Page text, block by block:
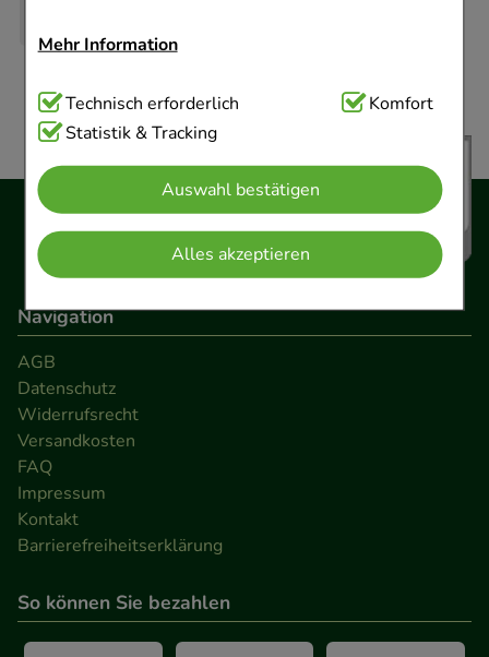
Mehr Information
Technisch Notwendig:Hierbei handelt es sich um
Cookies, die für die Grundfunktionen unserer
Website notwendig sind (z.B. Navigation,
Warenkorb, Kundenkonto), weshalb auf diese nicht
verzichtet werden kann.
Komfort:Diese Cookies werden genutzt um das
Einkaufserlebnis noch ansprechender zu gestalten,
beispielsweise für die Wiedererkennung des
Besuchers oder unsere Seite an bevorzugte
Verhaltensweisen (z.B. Spracheinstellung)
anzupassen. Komfort-Cookies ermöglichen es uns
auch auf Ihre Bedürfnisse zugeschrittene Inhalte
anzuzeigen und unser Partnerprogramm zu
betreiben.
Informationen über die Art und Weise der Nutzung
Technisch erforderlich
Komfort
Statistik & Tracking
Auswahl bestätigen
Alles akzeptieren
Navigation
AGB
Datenschutz
Widerrufsrecht
Versandkosten
FAQ
Impressum
Kontakt
Barrierefreiheitserklärung
So können Sie bezahlen